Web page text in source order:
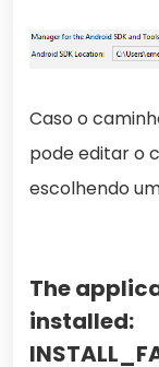
Caso o
pode editar o
escolhendo
The
installed: